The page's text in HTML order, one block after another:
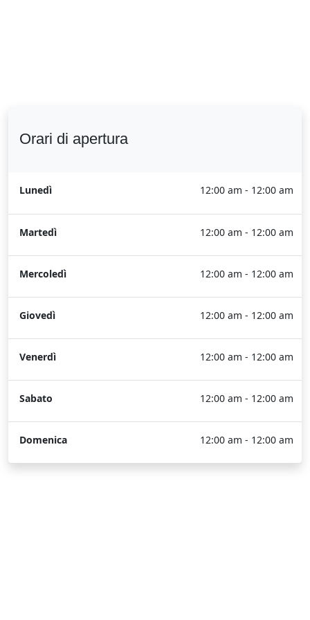
Orari di apertura
Lunedì 12:00 am - 12:00 am
Martedì 12:00 am - 12:00 am
Mercoledì 12:00 am - 12:00 am
Giovedì 12:00 am - 12:00 am
Venerdì 12:00 am - 12:00 am
Sabato 12:00 am - 12:00 am
Domenica 12:00 am - 12:00 am